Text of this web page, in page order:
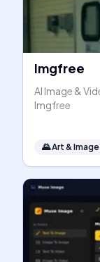
Imgfree
AI Image &
Imgfree
🌄Art &